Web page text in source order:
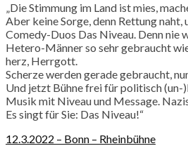
„Die Stimmung im Land ist mies,
Aber keine Sorge, denn Rettung naht,
Comedy-Duos Das Niveau. Denn nie
Hetero-Männer so sehr gebraucht
herz, Herrgott.
Scherze werden gerade gebraucht,
Und jetzt Bühne frei für politisch
Musik mit Niveau und Message.
Es singt für Sie: Das Niveau!“
12.3.2022 – Bonn – Rheinbühne